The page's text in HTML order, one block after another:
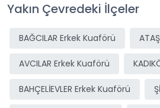
Yakın Çevredeki İlçeler
BAĞCILAR Erkek Kuaförü
AVCILAR Erkek Kuaförü
BAHÇELİEVLER Erkek Kuaförü